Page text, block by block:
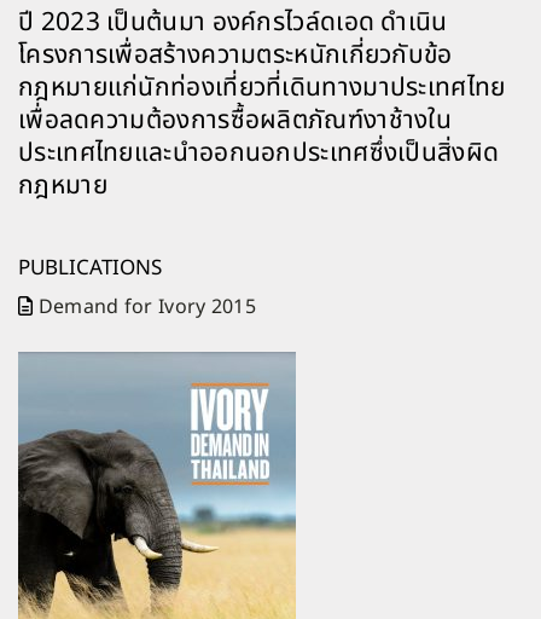
ปี 2023 เป็นต้นมา องค์กรไวล์ดเอด ดำเนิน
โครงการเพื่อสร้างความตระหนักเกี่ยวกับข้อ
กฎหมายแก่นักท่องเที่ยวที่เดินทางมาประเทศไทย
เพื่อลดความต้องการซื้อผลิตภัณฑ์งาช้างใน
ประเทศไทยและนำออกนอกประเทศซึ่งเป็นสิ่งผิด
กฎหมาย
PUBLICATIONS
Demand for Ivory 2015